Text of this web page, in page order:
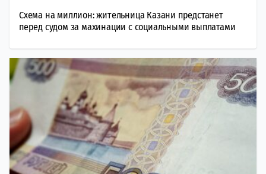
Схема на миллион: жительница Казани предстанет
перед судом за махинации с социальными выплатами